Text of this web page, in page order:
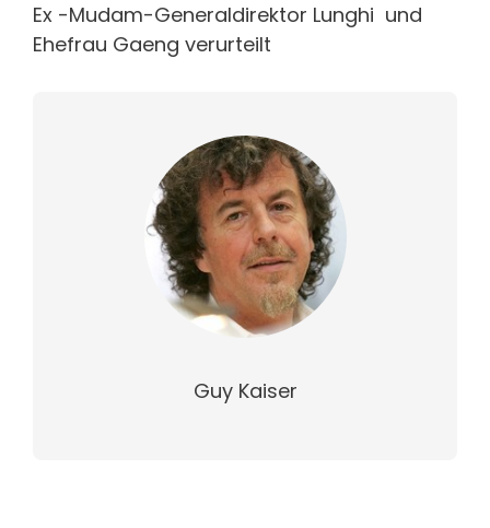
Ex -Mudam-Generaldirektor Lunghi und
Ehefrau Gaeng verurteilt
Guy Kaiser